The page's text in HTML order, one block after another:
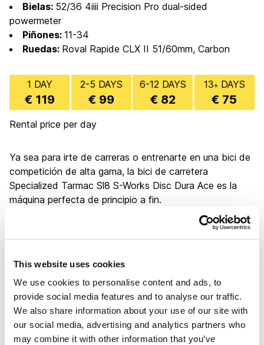
This website uses cookies
We use cookies to personalise content and ads, to
provide social media features and to analyse our traffic.
We also share information about your use of our site with
our social media, advertising and analytics partners who
may combine it with other information that you’ve
Bielas: 52/36 4iiii Precision Pro dual-sided
powermeter
Piñones: 11-34
Ruedas: Roval Rapide CLX II 51/60mm, Carbon
1 DAY
€ 119
2-5 DAYS
€ 99
6-12 DAYS
€ 82
13+DAYS
€ 75
Rental price per day
Ya sea para irte de carreras o entrenarte en una bici de
competición de alta gama, la bici de carretera
Specialized Tarmac Sl8 S-Works Disc Dura Ace es la
máquina perfecta de principio a fin.
FACT 12r de cuadro de carbono es la bici más eficiente
en su clase, diseñada por Specialized. Además, es
completamente aerodinámica. Las mejoras de este
modelo respecto a su antecesora SL7, no tienen rival.
Estamos hablando de un 33% de mejora en la relación
rigidez y peso y una reducción del peso en un 15%.